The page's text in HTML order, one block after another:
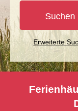
Suchen
Erweiterte